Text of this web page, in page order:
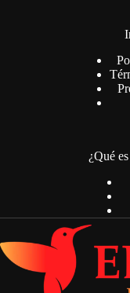
¿Qué